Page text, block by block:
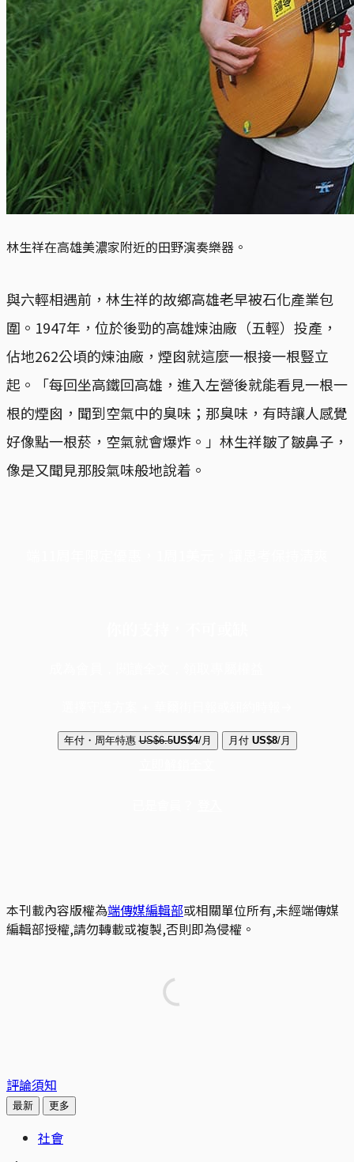
林生祥在高雄美濃家附近的田野演奏樂器。
與六輕相遇前，林生祥的故鄉高雄老早被石化產業包
圍。1947年，位於後勁的高雄煉油廠（五輕）投產，
佔地262公頃的煉油廠，煙囪就這麼一根接一根豎立
起。「每回坐高鐵回高雄，進入左營後就能看見一根一
根的煙囪，聞到空氣中的臭味；那臭味，有時讓人感覺
好像點一根菸，空氣就會爆炸。」林生祥皺了皺鼻子，
像是又聞見那股氣味般地說着。
年付・周年特惠 US$6.5US$4/月 月付 US$8/月
本刊載內容版權為端傳媒編輯部或相關單位所有,未經端傳媒
編輯部授權,請勿轉載或複製,否則即為侵權。
評論須知
最新 更多
社會